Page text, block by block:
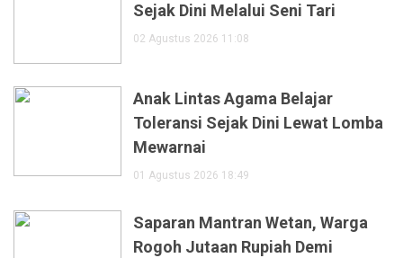
Sejak Dini Melalui Seni Tari
02 Agustus 2026 11:08
Anak Lintas Agama Belajar
Toleransi Sejak Dini Lewat Lomba
Mewarnai
01 Agustus 2026 18:49
Saparan Mantran Wetan, Warga
Rogoh Jutaan Rupiah Demi